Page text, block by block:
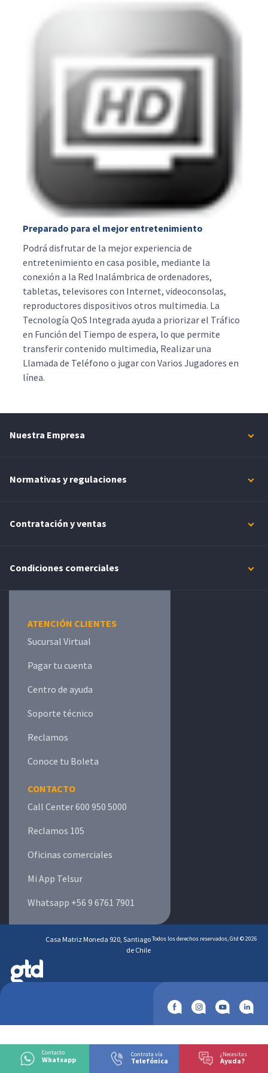
Contacto
Whatsapp
Contrata vía
Telefónica
¿Necesitas
Ayuda?
Preparado para el mejor entretenimiento
Podrá disfrutar de la mejor experiencia de
entretenimiento en casa posible, mediante la
conexión a la Red Inalámbrica de ordenadores,
tabletas, televisores con Internet, videoconsolas,
reproductores dispositivos otros multimedia. La
Tecnología QoS Integrada ayuda a priorizar el Tráfico
en Función del Tiempo de espera, lo que permite
transferir contenido multimedia, Realizar una
Llamada de Teléfono o jugar con Varios Jugadores en
línea.
Nuestra Empresa
Normativas y regulaciones
Contratación y ventas
Condiciones comerciales
ATENCIÓN CLIENTES
Sucursal Virtual
Pagar tu cuenta
Centro de ayuda
Soporte técnico
Reclamos
Conoce tu Boleta
CONTACTO
Call Center 600 950 5000
Reclamos 105
Oficinas comerciales
Mi App Telsur
Whatsapp +56 9 6761 7901
Casa Matriz Moneda 920, Santiago
de Chile
Todos los derechos reservados, Gtd © 2026